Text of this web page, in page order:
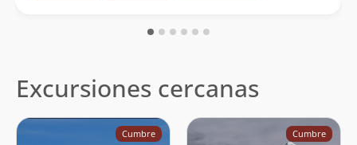
Excursiones cercanas
Cumbre Cumbre